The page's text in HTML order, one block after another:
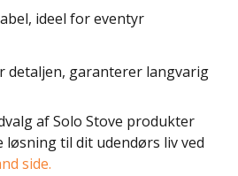
ideel for eventyr
detaljen, garanterer langvarig
af Solo Stove produkter
til dit udendørs liv ved
side.